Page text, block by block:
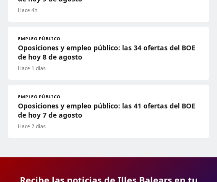
Hace 4h
EMPLEO PÚBLICO
Oposiciones y empleo público: las 34 ofertas del BOE
de hoy 8 de agosto
Hace 1 días
EMPLEO PÚBLICO
Oposiciones y empleo público: las 41 ofertas del BOE
de hoy 7 de agosto
Hace 2 días